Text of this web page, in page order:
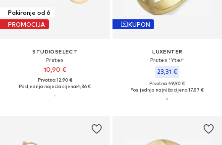
Pakiranje od 6
PROMOCIJA
STUDIOSELECT
Prsten
10,90 €
Prvotno: 12,90 €
Posljednja najniža cijena:4,36 €
KUPON
LUXENTER
Prsten 'Yter'
23,31 €
Prvotno: 49,90 €
Posljednja najniža cijena:17,87 €